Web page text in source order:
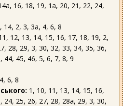
16, 18, 19, 1а, 20, 21, 22, 24,
14, 2, 3, 3а, 4, 6, 8
12, 13, 14, 15, 16, 17, 18, 19, 2,
28, 29, 3, 30, 32, 33, 34, 35, 36,
44, 45, 46, 5, 6, 7, 8, 9
6, 8
1, 10, 11, 13, 14, 15, 16,
24, 25, 26, 27, 28, 28а, 29, 3, 30,